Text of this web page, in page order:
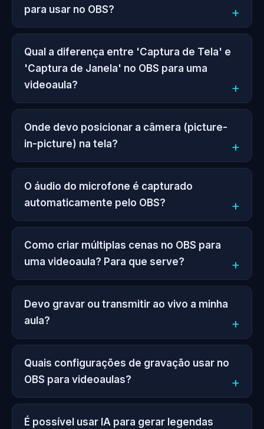
para usar no OBS?
Qual a diferença entre 'Captura de Tela' e
'Captura de Janela' no OBS para uma
videoaula?
Onde devo posicionar a câmera (picture-
in-picture) na tela?
O áudio do microfone é capturado
automaticamente pelo OBS?
Como criar múltiplas cenas no OBS para
uma videoaula? Para que serve?
Devo gravar ou transmitir ao vivo a minha
aula?
Quais configurações de gravação usar no
OBS para videoaulas?
É possível usar IA para gerar legendas